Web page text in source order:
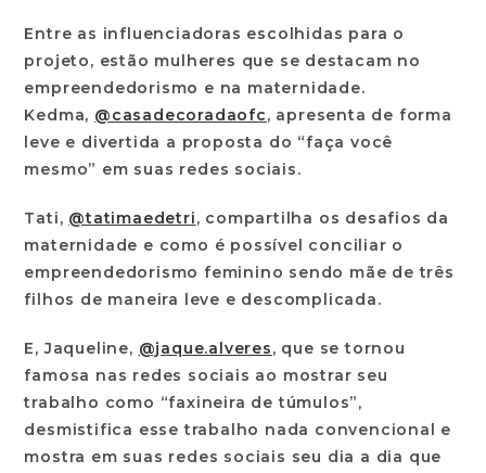
Entre as influenciadoras escolhidas para o
projeto, estão mulheres que se destacam no
empreendedorismo e na maternidade.
Kedma, @casadecoradaofc, apresenta de forma
leve e divertida a proposta do “faça você
mesmo” em suas redes sociais.
Tati, @tatimaedetri, compartilha os desafios da
maternidade e como é possível conciliar o
empreendedorismo feminino sendo mãe de três
filhos de maneira leve e descomplicada.
E, Jaqueline, @jaque.alveres, que se tornou
famosa nas redes sociais ao mostrar seu
trabalho como “faxineira de túmulos”,
desmistifica esse trabalho nada convencional e
mostra em suas redes sociais seu dia a dia que